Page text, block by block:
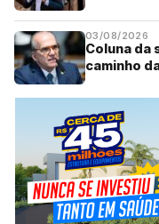
03/08/2026
Coluna da
caminho